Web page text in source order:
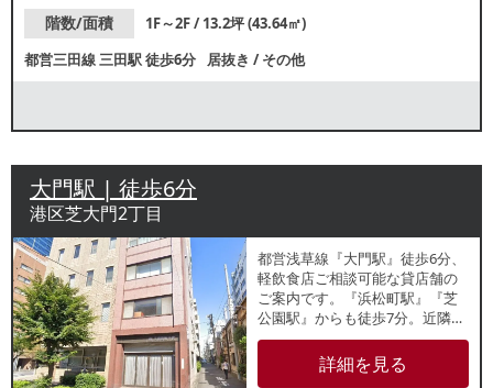
階数/面積
1F～2F / 13.2坪 (43.64㎡)
都営三田線三田駅徒歩6分 居抜き /その他
大門駅 | 徒歩6分
港区芝大門2丁目
都営浅草線『大門駅』徒歩6分、
軽飲食店ご相談可能な貸店舗の
ご案内です。『浜松町駅』『芝
公園駅』からも徒歩7分。近隣は
オフィス街。個人経営のカフェ
や食堂などが数店営業してお
り、クチコミでは好評の店が多
詳細を見る